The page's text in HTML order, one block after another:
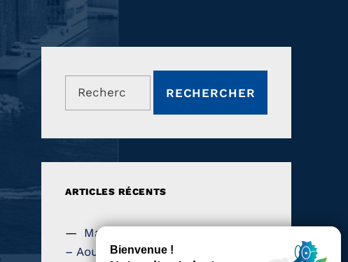
Rechercher :
ARTICLES RÉCENTS
Magazine Tourisme Accessible
– Aout 2026